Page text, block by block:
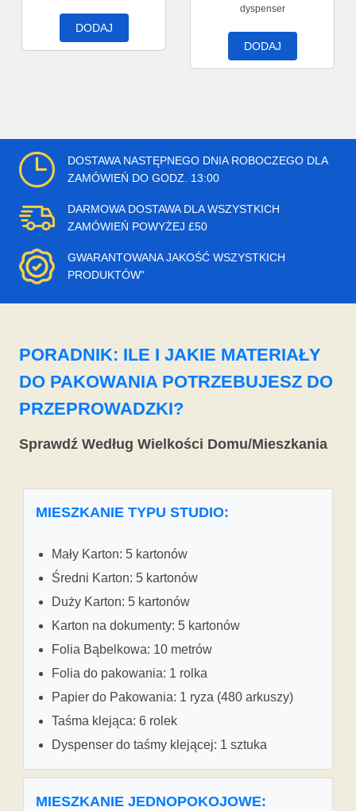
DODAJ
dyspenser
DODAJ
DOSTAWA NASTĘPNEGO DNIA ROBOCZEGO DLA
ZAMÓWIEŃ DO GODZ. 13:00
DARMOWA DOSTAWA DLA WSZYSTKICH
ZAMÓWIEŃ POWYŻEJ £50
GWARANTOWANA JAKOŚĆ WSZYSTKICH
PRODUKTÓW"
PORADNIK: ILE I JAKIE MATERIAŁY
DO PAKOWANIA POTRZEBUJESZ DO
PRZEPROWADZKI?
Sprawdź Według Wielkości Domu/Mieszkania
MIESZKANIE TYPU STUDIO:
Mały Karton: 5 kartonów
Średni Karton: 5 kartonów
Duży Karton: 5 kartonów
Karton na dokumenty: 5 kartonów
Folia Bąbelkowa: 10 metrów
Folia do pakowania: 1 rolka
Papier do Pakowania: 1 ryza (480 arkuszy)
Taśma klejąca: 6 rolek
Dyspenser do taśmy klejącej: 1 sztuka
MIESZKANIE JEDNOPOKOJOWE: